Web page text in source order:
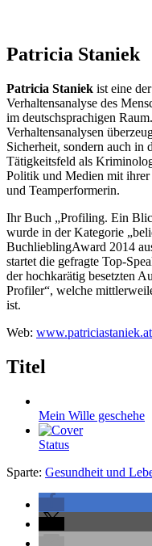
Patricia Staniek
Patricia Staniek ist eine
Verhaltensanalyse des
im deutschsprachigen
Verhaltensanalysen
Sicherheit, sondern auch in
Tätigkeitsfeld als
Politik und Medien mit
und Teamperformerin.
Ihr Buch „Profiling. Ein
wurde in der Kategorie
BuchlieblingAward 2014
startet die gefragte Top-
der hochkarätig besetzten
Profiler“, welche
ist.
Web: www.patriciastaniek.at
Titel
Mein Wille geschehe
Status
Sparte: Gesundheit und